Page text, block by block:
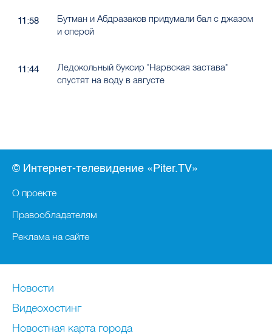
11:58
Бутман и Абдразаков придумали бал с джазом
и оперой
11:44
Ледокольный буксир "Нарвская застава"
спустят на воду в августе
© Интернет-телевидение «Piter.TV»
О проекте
Правообладателям
Реклама на сайте
Новости
Видеохостинг
Новостная карта города